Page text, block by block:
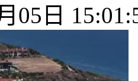
05日